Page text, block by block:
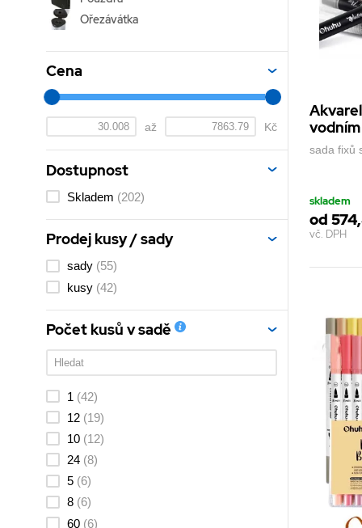
Ořezávátka
Cena
až Kč
Dostupnost
Skladem (202)
Prodej kusy / sady
sady (55)
kusy (42)
Počet kusů v sadě
1 (42)
12 (19)
10 (12)
24 (8)
5 (6)
8 (6)
60 (6)
sada fixů
skladem
od
vč. DPH